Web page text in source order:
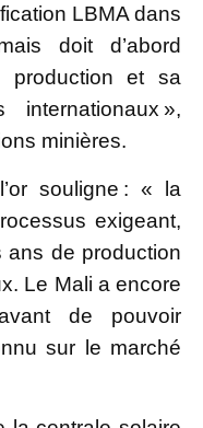
LBMA dans
doit d’abord
production et sa
»,
minières.
souligne : « la
exigeant,
ans de production
Le Mali a encore
de pouvoir
sur le marché